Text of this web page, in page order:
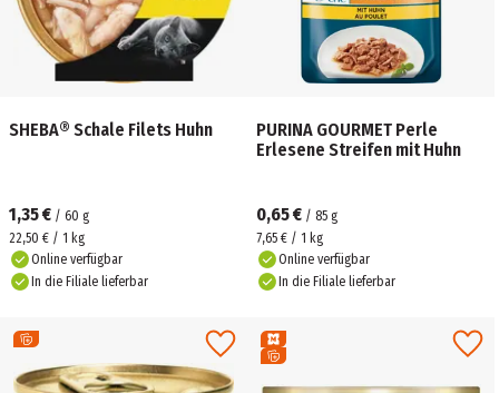
SHEBA® Schale Filets Huhn
1,35 € / 60 g
22,50 € / 1 kg
Online verfügbar
In die Filiale lieferbar
PURINA GOURMET Perle
Erlesene Streifen mit Huhn
0,65 € / 85 g
7,65 € / 1 kg
Online verfügbar
In die Filiale lieferbar